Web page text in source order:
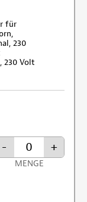
230 Volt
- +
MENGE